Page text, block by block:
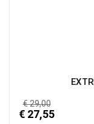
€ 29,00
€ 27,55